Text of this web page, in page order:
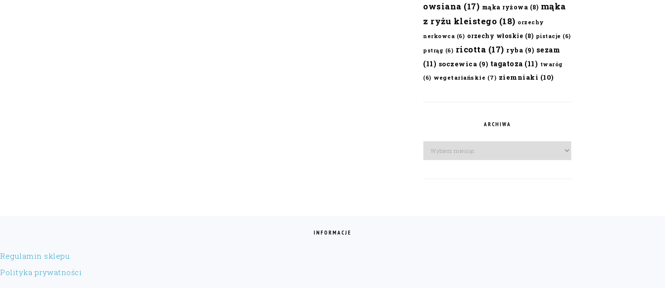
owsiana (17) mąka ryżowa (8) mąka
z ryżu kleistego (18) orzechy
nerkowca (6) orzechy włoskie (8) pistacje (6)
pstrąg (6) ricotta (17) ryba (9) sezam
(11) soczewica (9) tagatoza (11) twaróg
(6) wegetariańskie (7) ziemniaki (10)
ARCHIWA
Archiwa
INFORMACJE
Regulamin sklepu
Polityka prywatności